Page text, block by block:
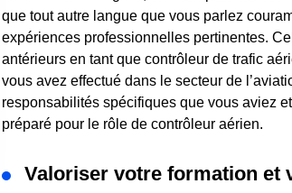
que tout autre langue que vous parlez
expériences professionnelles pertinentes.
antérieurs en tant que contrôleur de trafic
vous avez effectué dans le secteur de
responsabilités spécifiques que vous aviez
préparé pour le rôle de contrôleur aérien.
Valoriser votre formation et